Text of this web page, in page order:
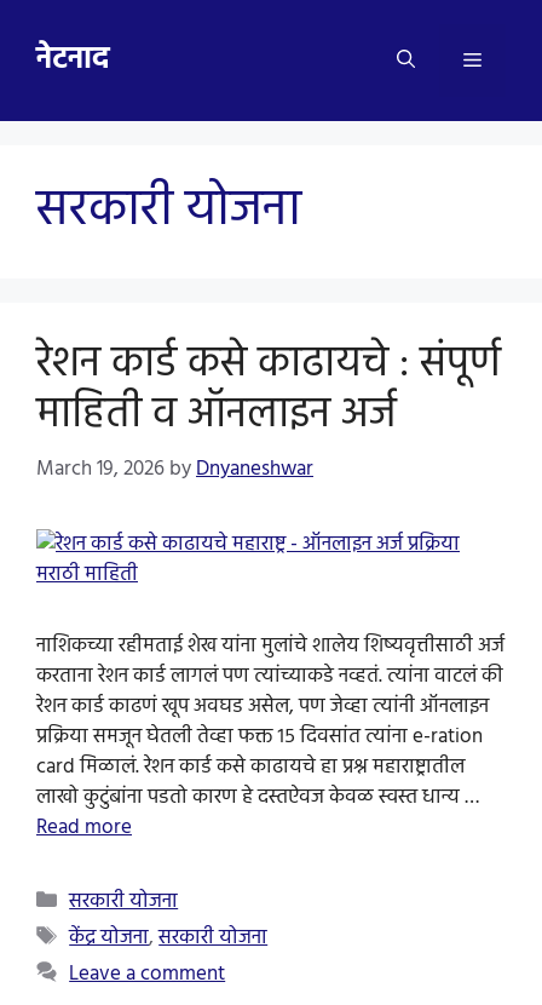
contentनेटनाद Menu
सरकारी योजना
रेशन कार्ड कसे काढायचे : संपूर्ण
माहिती व ऑनलाइन अर्ज
March 19, 2026byDnyaneshwar
नाशिकच्या रहीमताई शेख यांना मुलांचे शालेय शिष्यवृत्तीसाठी अर्ज
करताना रेशन कार्ड लागलं पण त्यांच्याकडे नव्हतं. त्यांना वाटलं की
रेशन कार्ड काढणं खूप अवघड असेल, पण जेव्हा त्यांनी ऑनलाइन
प्रक्रिया समजून घेतली तेव्हा फक्त १५ दिवसांत त्यांना e-ration
card मिळालं. रेशन कार्ड कसे काढायचे हा प्रश्न महाराष्ट्रातील
लाखो कुटुंबांना पडतो कारण हे दस्तऐवज केवळ स्वस्त धान्य …
Read more
Categories
सरकारी योजना
Tags
केंद्र योजना,सरकारी योजना
Leave a comment